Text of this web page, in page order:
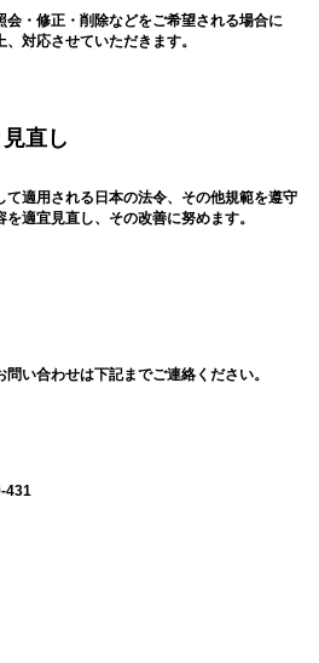
会・修正・削除などをご希望される場合に
対応させていただきます。
直し
て適用される日本の法令、その他規範を遵守
適宜見直し、その改善に努めます。
い合わせは下記までご連絡ください。
431